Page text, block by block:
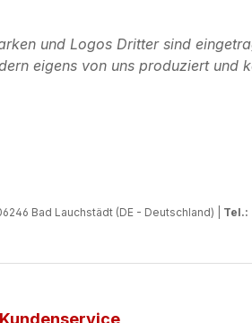
und Logos Dritter sind
eigens von uns produziert
Bad Lauchstädt (DE - Deutschland) | Tel.:
Kundenservice